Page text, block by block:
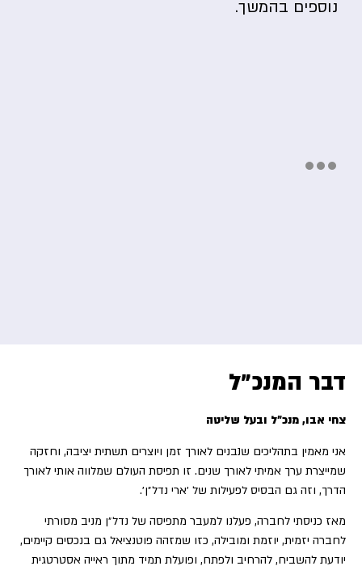
נוספים בהמשך.
דבר המנכ״ל
צחי אבו, מנכ״ל ובעל שליטה
אני מאמין בתהליכים שנבנים לאורך זמן ויוצרים תשתית יציבה, וחזקה
שמייצרת ערך אמיתי לאורך שנים. זו תפיסת העולם שמלווה אותי לאורך
הדרך, וזה גם הבסיס לפעילות של ׳ארי נדל״ן׳.
מאז כניסתי לחברה, פעלנו למעבר מתפיסה של נדל״ן מניב מסורתי
לחברה יזמית, יוזמת ומובילה, כזו שמזהה פוטנציאל גם בנכסים קיימים,
יודעת להשביח, להרחיב ולפתח, ופועלת תמיד מתוך ראייה אסטרטגית